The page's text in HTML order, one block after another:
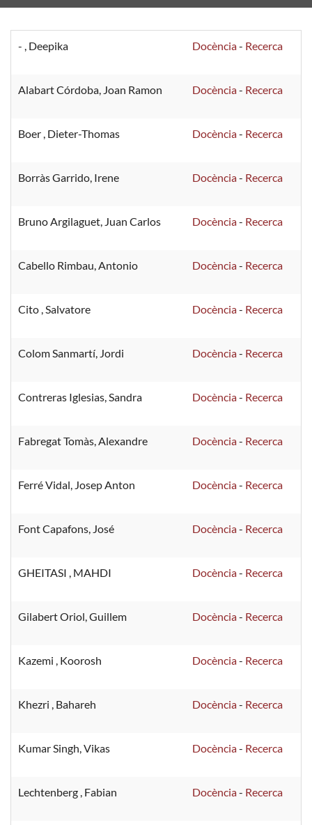
Profesorado
- , Deepika Docència- Recerca
Alabart Córdoba, Joan Ramon Docència- Recerca
Boer , Dieter-Thomas Docència- Recerca
Borràs Garrido, Irene Docència- Recerca
Bruno Argilaguet, Juan Carlos Docència- Recerca
Cabello Rimbau, Antonio Docència- Recerca
Cito , Salvatore Docència- Recerca
Colom Sanmartí, Jordi Docència- Recerca
Contreras Iglesias, Sandra Docència- Recerca
Fabregat Tomàs, Alexandre Docència- Recerca
Ferré Vidal, Josep Anton Docència- Recerca
Font Capafons, José Docència- Recerca
GHEITASI , MAHDI Docència- Recerca
Gilabert Oriol, Guillem Docència- Recerca
Kazemi , Koorosh Docència- Recerca
Khezri , Bahareh Docència- Recerca
Kumar Singh, Vikas Docència- Recerca
Lechtenberg , Fabian Docència- Recerca